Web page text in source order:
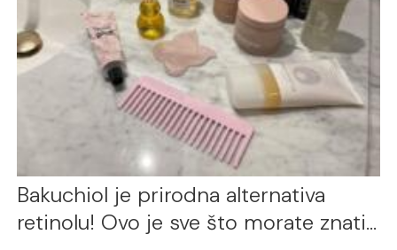
Bakuchiol je prirodna alternativa
retinolu! Ovo je sve što morate znati…